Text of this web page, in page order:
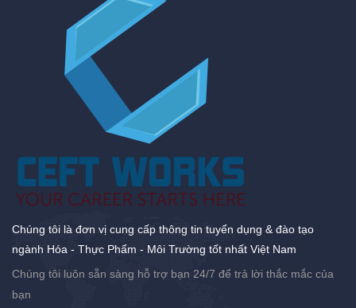
Chúng tôi là đơn vị cung cấp thông tin tuyển dụng & đào tạo
ngành Hóa - Thực Phẩm - Môi Trường tốt nhất Việt Nam
Chúng tôi luôn sẵn sàng hỗ trợ bạn 24/7 để trả lời thắc mắc của
bạn